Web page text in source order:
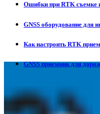
Ошибки при RTK съемке
GNSS оборудование для
Как настроить RTK
GNSS приемник для